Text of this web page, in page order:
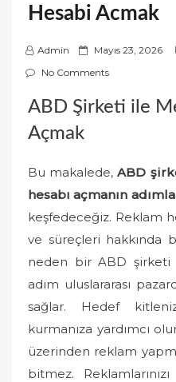
Hesabi Acmak
Admin
P
o
t
Mayıs 23, 2026
No Comments
ABD Şirketi ile
Açmak
Bu makalede,ABD
hesabı açmanın
keşfedeceğiz. Reklam
ve süreçleri hakkında
neden bir ABD şirketi
adım uluslararası
sağlar. Hedef
kurmanıza yardımcı
üzerinden reklam
bitmez.